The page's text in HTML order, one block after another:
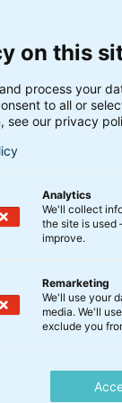
i kr. pr.
en stykstørrelse
on this
process your
to all or
see our privacy
Analytics
We'll collect
the site is used
improve.
Remarketing
We'll use your
media. We'll
exclude you